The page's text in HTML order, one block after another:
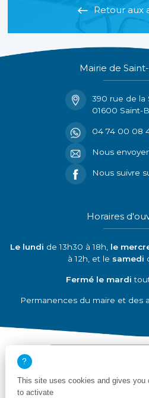
Retour aux
Mairie de
390 rue de la
01600 Saint-
04 74 00 08
Nous
Nous suivre
Horaires
Le lundi de 13h30 à 18h, le
à 12h, et le samedi
Fermé le mardi
Permanences du maire et des
Mentions légales
This site uses cookies and gives you
to activate